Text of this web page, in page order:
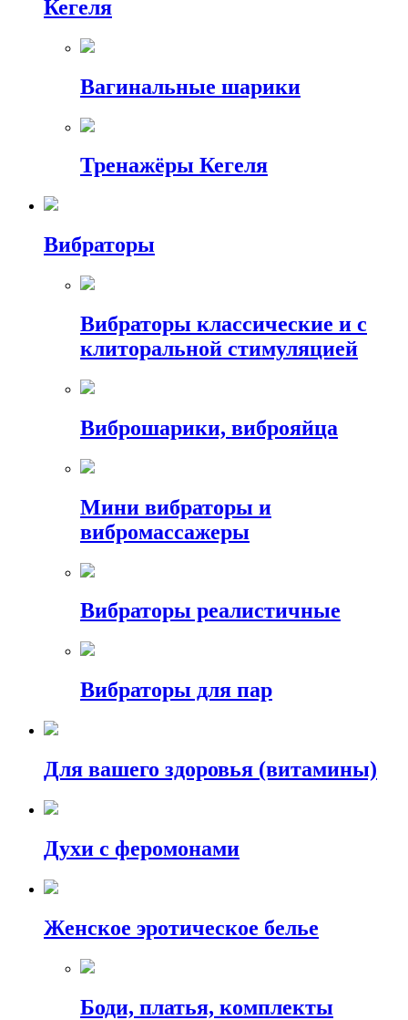
Кегеля
Вагинальные шарики
Тренажёры Кегеля
Вибраторы
Вибраторы классические и с
клиторальной стимуляцией
Виброшарики, виброяйца
Мини вибраторы и
вибромассажеры
Вибраторы реалистичные
Вибраторы для пар
Для вашего здоровья (витамины)
Духи с феромонами
Женское эротическое белье
Боди, платья, комплекты